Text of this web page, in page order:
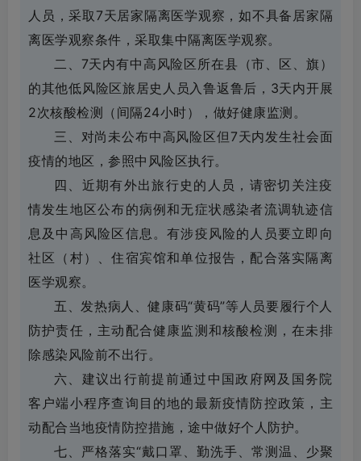
人员，采取7天居家隔离医学观察，如不具备居家隔
离医学观察条件，采取集中隔离医学观察。
二、7天内有中高风险区所在县（市、区、旗）
的其他低风险区旅居史人员入鲁返鲁后，3天内开展
2次核酸检测（间隔24小时），做好健康监测。
三、对尚未公布中高风险区但7天内发生社会面
疫情的地区，参照中风险区执行。
四、近期有外出旅行史的人员，请密切关注疫
情发生地区公布的病例和无症状感染者流调轨迹信
息及中高风险区信息。有涉疫风险的人员要立即向
社区（村）、住宿宾馆和单位报告，配合落实隔离
医学观察。
五、发热病人、健康码“黄码”等人员要履行个人
防护责任，主动配合健康监测和核酸检测，在未排
除感染风险前不出行。
六、建议出行前提前通过中国政府网及国务院
客户端小程序查询目的地的最新疫情防控政策，主
动配合当地疫情防控措施，途中做好个人防护。
七、严格落实“戴口罩、勤洗手、常测温、少聚